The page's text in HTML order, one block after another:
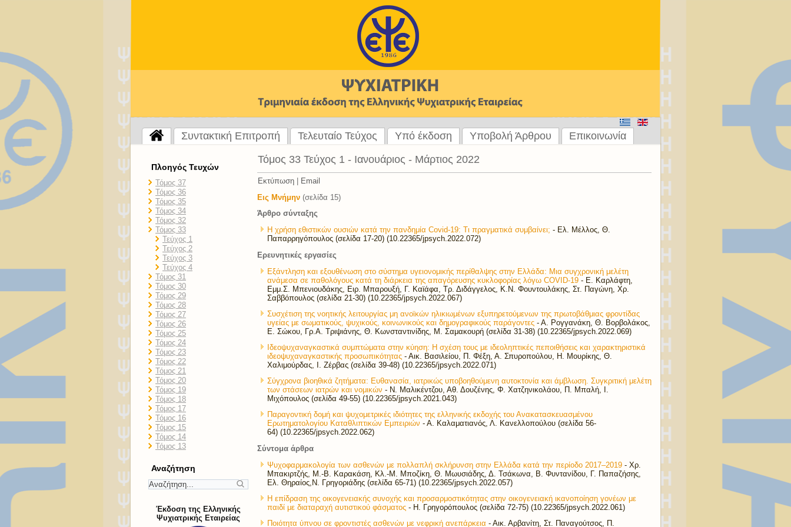
Συντακτική Επιτροπή Τελευταίο Τεύχος Υπό έκδοση Υποβολή Άρθρου Επικοινωνία
Πλοηγός Τευχών
Τόμος 37
Τόμος 36
Τόμος 35
Τόμος 34
Τόμος 32
Τόμος 33
Τεύχος 1
Τεύχος 2
Τεύχος 3
Τεύχος 4
Τόμος 31
Τόμος 30
Τόμος 29
Τόμος 28
Τόμος 27
Τόμος 26
Τόμος 25
Τόμος 24
Τόμος 23
Τόμος 22
Τόμος 21
Τόμος 20
Τόμος 19
Τόμος 18
Τόμος 17
Τόμος 16
Τόμος 15
Τόμος 14
Τόμος 13
Αναζήτηση
Έκδοση της Ελληνικής
Ψυχιατρικής Εταιρείας
Τόμος 33 Τεύχος 1 - Ιανουάριος - Μάρτιος 2022
Εκτύπωση
Email
Εις Μνήμην (σελίδα 15)
Άρθρο σύνταξης
Η χρήση εθιστικών ουσιών κατά την πανδημία Covid-19: Τι πραγματικά συμβαίνει; - Ελ. Μέλλος, Θ.
Παπαρρηγόπουλος (σελίδα 17-20) (10.22365/jpsych.2022.072)
Eρευνητικές εργασίες
Εξάντληση και εξουθένωση στο σύστημα υγειονομικής περίθαλψης στην Ελλάδα: Μια συγχρονική μελέτη
ανάμεσα σε παθολόγους κατά τη διάρκεια της απαγόρευσης κυκλοφορίας λόγω COVID-19 - Ε. Καρλάφτη,
Εμμ.Σ. Μπενιουδάκης, Ειρ. Μπαρουξή, Γ. Καϊάφα, Τρ. Διδάγγελος, Κ.Ν. Φουντουλάκης, Στ. Παγώνη, Χρ.
Σαββόπουλος (σελίδα 21-30) (10.22365/jpsych.2022.067)
Συσχέτιση της νοητικής λειτουργίας μη ανοϊκών ηλικιωμένων εξυπηρετούμενων της πρωτοβάθμιας φροντίδας
υγείας με σωματικούς, ψυχικούς, κοινωνικούς και δημογραφικούς παράγοντες - Α. Ρογγανάκη, Θ. Βορβολάκος,
Ε. Σώκου, Γρ.Α. Τριψιάνης, Θ. Κωνσταντινίδης, Μ. Σαμακουρή (σελίδα 31-38) (10.22365/jpsych.2022.069)
Ιδεοψυχαναγκαστικά συμπτώματα στην κύηση: Η σχέση τους με ιδεοληπτικές πεποιθήσεις και χαρακτηριστικά
ιδεοψυχαναγκαστικής προσωπικότητας - Αικ. Βασιλείου, Π. Φέξη, Α. Σπυροπούλου, Η. Μουρίκης, Θ.
Χαλιμούρδας, Ι. Ζέρβας (σελίδα 39-48) (10.22365/jpsych.2022.071)
Σύγχρονα βιοηθικά ζητήματα: Ευθανασία, ιατρικώς υποβοηθούμενη αυτοκτονία και άμβλωση. Συγκριτική μελέτη
των στάσεων ιατρών και νομικών - Ν. Μαλικέντζου, Αθ. Δουζένης, Φ. Χατζηνικολάου, Π. Μπαλή, Ι.
Μιχόπουλος (σελίδα 49-55) (10.22365/jpsych.2021.043)
Παραγοντική δομή και ψυχομετρικές ιδιότητες της ελληνικής εκδοχής του Ανακατασκευασμένου
Ερωτηματολογίου Καταθλιπτικών Εμπειριών - Α. Καλαματιανός, Λ. Κανελλοπούλου (σελίδα 56-
64) (10.22365/jpsych.2022.062)
Σύντομα άρθρα
Ψυχοφαρμακολογία των ασθενών με πολλαπλή σκλήρυνση στην Ελλάδα κατά την περίοδο 2017–2019 - Χρ.
Μπακιρτζής, Μ.-Β. Καρακάση, Κλ.-Μ. Μποζίκη, Θ. Μωυσιάδης, Δ. Τσάκωνα, Β. Φυντανίδου, Γ. Παπαζήσης,
Ελ. Θηραίος,Ν. Γρηγοριάδης (σελίδα 65-71) (10.22365/jpsych.2022.057)
Η επίδραση της οικογενειακής συνοχής και προσαρμοστικότητας στην οικογενειακή ικανοποίηση γονέων με
παιδί με διαταραχή αυτιστικού φάσματος - Η. Γρηγορόπουλος (σελίδα 72-75) (10.22365/jpsych.2022.061)
Ποιότητα ύπνου σε φροντιστές ασθενών με νεφρική ανεπάρκεια - Αικ. Αρβανίτη, Στ. Παναγούτσος, Π.